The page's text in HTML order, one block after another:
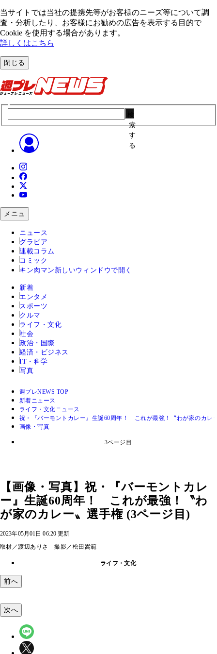
当サイトでは当社の提携先等がお客様のニーズ等について調
査・分析したり、お客様にお勧めの広告を表⽰する⽬的で
Cookie を使⽤する場合があります。
詳しくはこちら
閉じる
索
す
る
メニュ
ニュース
グラビア
連載コラム
コミック
キン肉マン 新しいウィンドウで開く
新着
エンタメ
スポーツ
クルマ
ライフ・文化
社会
政治・国際
経済・ビジネス
IT・科学
写真
週プレNEWS TOP
新着ニュース
ライフ・文化ニュース
祝・『バーモントカレー』生誕60周年！ これが最強！〝わが家のカレ
画像・写真
3ページ目
【画像・写真】祝・『バーモントカレ
ー』生誕60周年！ これが最強！〝わ
が家のカレー〟選手権 (3ページ目)
2023年05月01日 06:20 更新
取材／渡辺ありさ 撮影／松田嵩範
ライフ・文化
前へ
次へ